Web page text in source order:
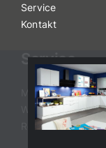
Service
Kontakt
Service
Montage
Wartung
Reparatur